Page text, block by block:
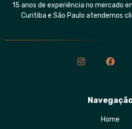
15 anos de experiência no mercado
Curitiba e São Paulo atendemos
Home